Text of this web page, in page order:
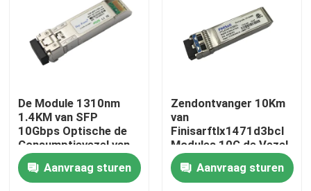
Fabrieksreis
Kwaliteitscontrole
Contacteer ons
Nieuws
Nvidia AI-producten
De Module 1310nm
1.4KM van SFP
10Gbps Optische de
Consumptievezel van
de Zendontvanger
Lage Macht
Aanvraag sturen
Zendontvanger 10Km
van
Finisarftlx1471d3bcl
Modules 10G de Vezel
van 1310nm SFP
Aanvraag sturen